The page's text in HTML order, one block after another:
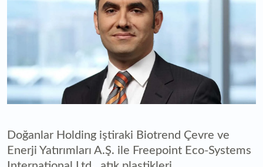
Doğanlar Holding iştiraki Biotrend Çevre ve
Enerji Yatırımları A.Ş. ile Freepoint Eco-Systems